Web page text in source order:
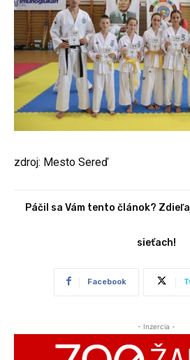
zdroj: Mesto Sereď
Páčil sa Vám tento článok?
sieťach!
Facebook
- Inzercia -